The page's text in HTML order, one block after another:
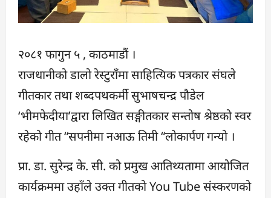
२०८१ फागुन ५ , काठमाडौं ।
राजधानीको डालो रेस्टुराँमा साहित्यिक पत्रकार संघले
गीतकार तथा शब्दपथकर्मी सुभाषचन्द्र पौडेल
‘भीमफेदीया’द्वारा लिखित सङ्गीतकार सन्तोष श्रेष्ठको स्वर
रहेको गीत “सपनीमा नआऊ तिमी “लोकार्पण गन्यो ।
प्रा. डा. सुरेन्द्र के. सी. को प्रमुख आतिथ्यतामा आयोजित
कार्यक्रममा उहाँले उक्त गीतको You Tube संस्करणको